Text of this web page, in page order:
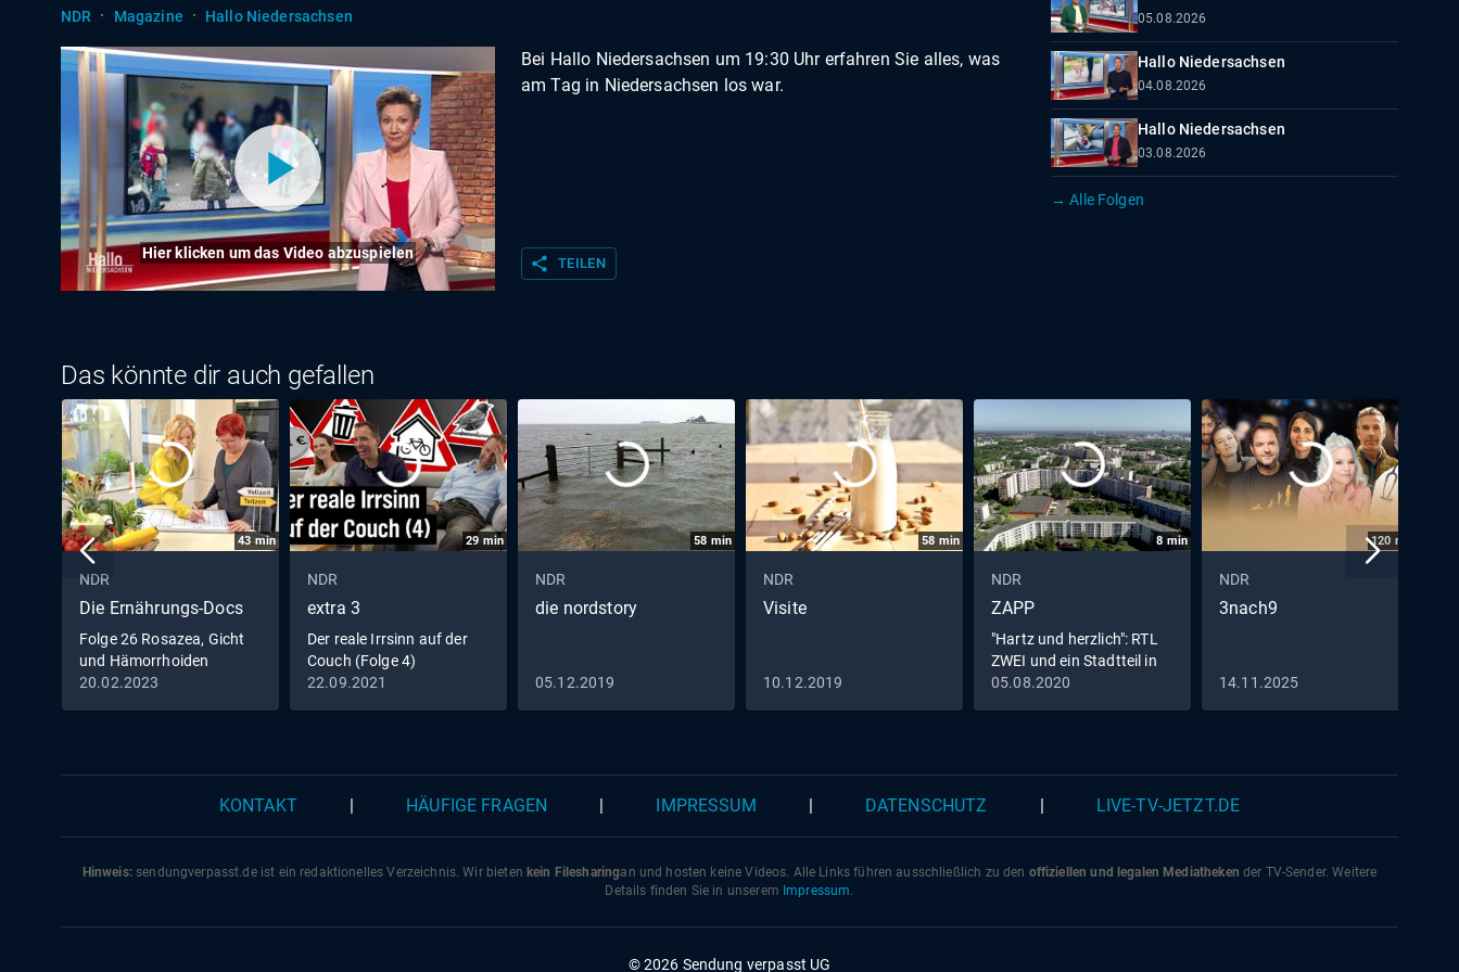
NDR · Magazine · Hallo Niedersachsen
Hier klicken um das Video abzuspielen
Bei Hallo Niedersachsen um 19:30 Uhr erfahren Sie alles, was
am Tag in Niedersachsen los war.
share TEILEN
05.08.2026
Hallo Niedersachsen
04.08.2026
Hallo Niedersachsen
03.08.2026
→ Alle Folgen
Das könnte dir auch gefallen
43min
NDR
Die Ernährungs-Docs
Folge 26 Rosazea, Gicht
und Hämorrhoiden
20.02.2023
29 min
NDR
extra 3
Der reale Irrsinn auf der
Couch (Folge 4)
22.09.2021
58 min
NDR
die nordstory
05.12.2019
58 min
NDR
Visite
10.12.2019
8 min
NDR
ZAPP
"Hartz und herzlich": RTL
ZWEI und ein Stadtteil in
Rostock
05.08.2020
120 min
NDR
3nach9
14.11.2025
KONTAKT HÄUFIGE FRAGEN IMPRESSUM DATENSCHUTZ LIVE-TV-JETZT.DE
Hinweis:sendungverpasst.deist ein redaktionelles Verzeichnis. Wir bieten kein Filesharingan und hosten keine Videos. Alle Links führen ausschließlich zu den offiziellen und legalen Mediatheken der TV-Sender. Weitere
Details finden Sie in unserem Impressum.
© 2026 Sendung verpasst UG